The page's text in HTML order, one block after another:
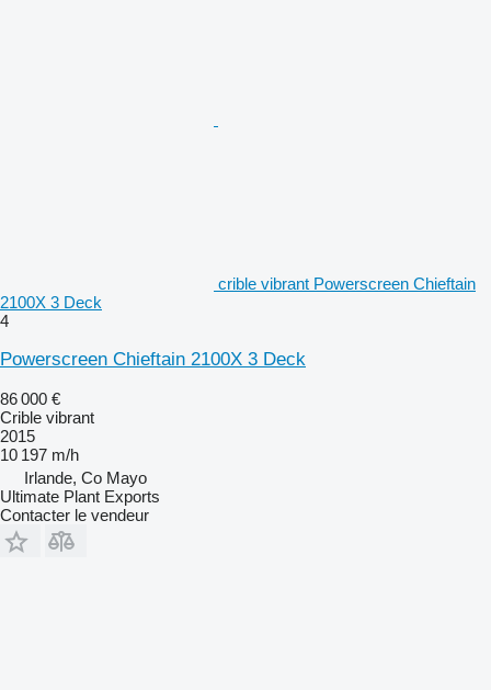
crible vibrant Powerscreen Chieftain
2100X 3 Deck
4
Powerscreen Chieftain 2100X 3 Deck
86 000 €
Crible vibrant
2015
10 197 m/h
Irlande, Co Mayo
Ultimate Plant Exports
Contacter le vendeur